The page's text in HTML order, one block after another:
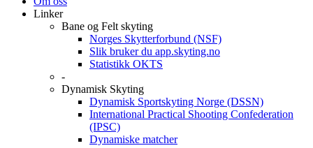
Linker
Bane og Felt skyting
Norges Skytterforbund (NSF)
Slik bruker du app.skyting.no
Statistikk OKTS
-
Dynamisk Skyting
Dynamisk Sportskyting Norge (DSSN)
International Practical Shooting Confederation
(IPSC)
Dynamiske matcher